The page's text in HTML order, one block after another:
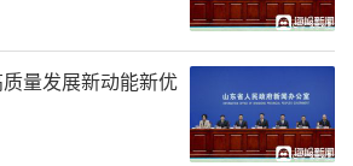
亮相，硬核数据彰显首位实
量发展新动能新优